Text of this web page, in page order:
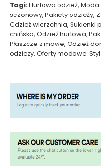
Tagi:Hurtowa odzież, Moda
sezonowy, Pakiety odzieży,
Odzież wierzchnia, Sukienki
chińska, Odzież hurtowa,
Płaszcze zimowe, Odzież
odzieży, Oferty modowe,